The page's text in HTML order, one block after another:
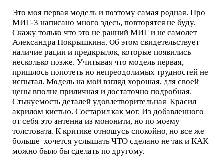
Это моя первая модель и поэтому самая родная. Про
МИГ-3 написано много здесь, повторятся не буду.
Скажу только что это не ранний МИГ и не самолет
Александра Покрышкина. Об этом свидетельствует
наличие рации и предкрылок, которые появились
несколько позже. Учитывая что модель первая,
пришлось попотеть но непреодолимых трудностей не
испытал. Модель на мой взгляд хорошая, для своей
цены вполне приличная и достаточно подробная.
Стыкуемость деталей удовлетворительная. Красил
акрилом кистью. Состарил как мог. Из добавленного
от себя это антенна из мононити, но по моему
толстовата. К критике отношусь спокойно, но все же
больше хочется услышать ЧТО сделано не так и КАК
можно было бы сделать по другому.